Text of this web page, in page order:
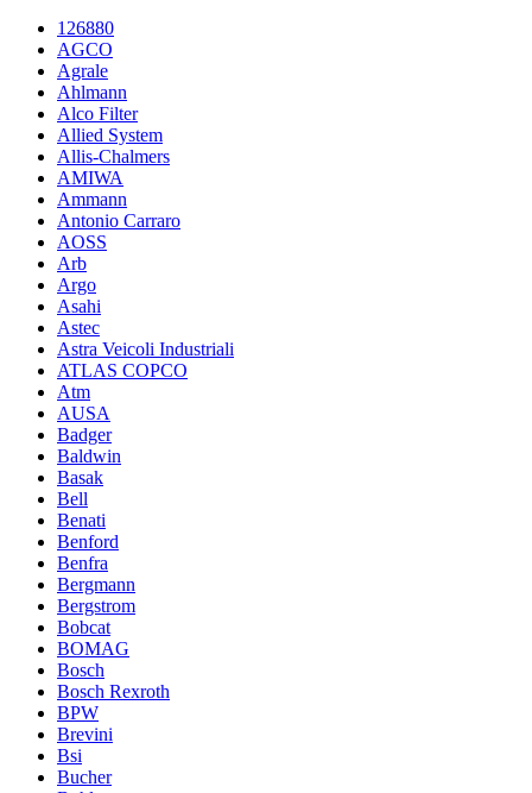
126880
AGCO
Agrale
Ahlmann
Alco Filter
Allied System
Allis-Chalmers
AMIWA
Ammann
Antonio Carraro
AOSS
Arb
Argo
Asahi
Astec
Astra Veicoli Industriali
ATLAS COPCO
Atm
AUSA
Badger
Baldwin
Basak
Bell
Benati
Benford
Benfra
Bergmann
Bergstrom
Bobcat
BOMAG
Bosch
Bosch Rexroth
BPW
Brevini
Bsi
Bucher